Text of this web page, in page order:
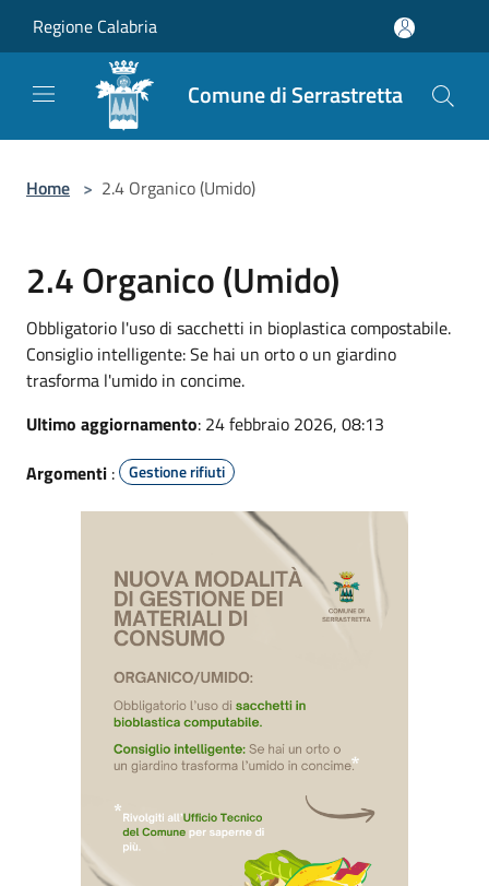
Regione Calabria
Comune di Serrastretta
Home > 2.4 Organico (Umido)
2.4 Organico (Umido)
Obbligatorio l'uso di sacchetti in bioplastica compostabile.
Consiglio intelligente: Se hai un orto o un giardino
trasforma l'umido in concime.
Ultimo aggiornamento: 24 febbraio 2026, 08:13
Argomenti : Gestione rifiuti